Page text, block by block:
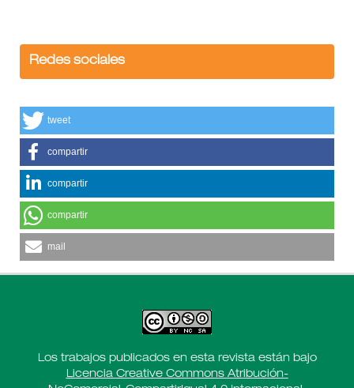
Redes sociales
tweet
compartir
compartir
compartir
mail
Los trabajos publicados en esta revista están bajo
Licencia Creative Commons Atribución-